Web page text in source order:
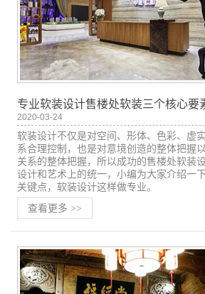
专业软装设计售楼处软装三个核心要
2020-03-24
软装设计不仅是对空间、形体、色彩、虚
系合理控制，也是对意境创造的整体把握
关系的整体把握，所以成功的售楼处软装
设计和艺术上的统一，小编为大家介绍一
关键点，软装设计这样做专业。
查看更多 >>